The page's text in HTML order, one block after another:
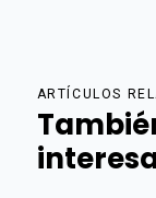
ARTÍCULOS